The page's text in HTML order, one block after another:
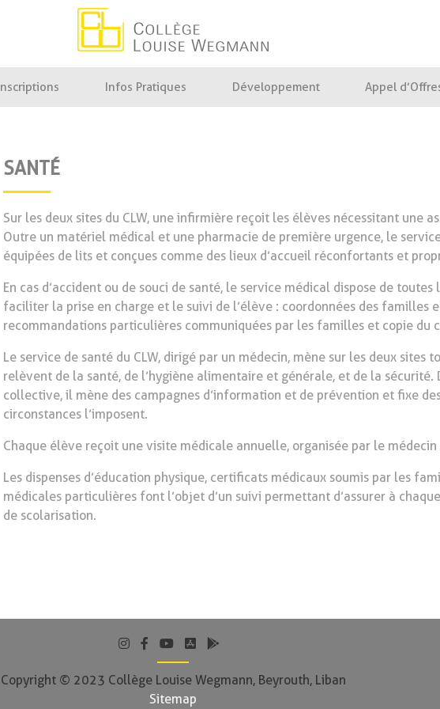
Collège Louise Wegmann
Inscriptions Infos Pratiques Développement Appel
SANTÉ
Sur les deux sites du CLW, une infirmière reçoit les élèves nécessitant une
Outre un matériel médical et une pharmacie de première urgence, le
équipées de lits et conçues comme des lieux d’accueil réconfortants et
En cas d’accident ou de souci de santé, le service médical dispose de
faciliter la prise en charge et le suivi de l’élève : coordonnées des familles
recommandations particulières communiquées par les familles et copie du
Le service de santé du CLW, dirigé par un médecin, mène sur les deux sites
relèvent de la santé, de l’hygiène alimentaire et générale, et de la sécurité.
collective, il mène des campagnes d’information et de prévention et fixe
circonstances l’imposent.
Chaque élève reçoit une visite médicale annuelle, organisée par le médecin
Les dispenses d’éducation physique, certificats médicaux soumis par les
médicales particulières font l’objet d’un suivi permettant d’assurer à
de scolarisation.
Copyright © 2023 Collège Louise Wegmann, Beyrouth, Liban
Sitemap